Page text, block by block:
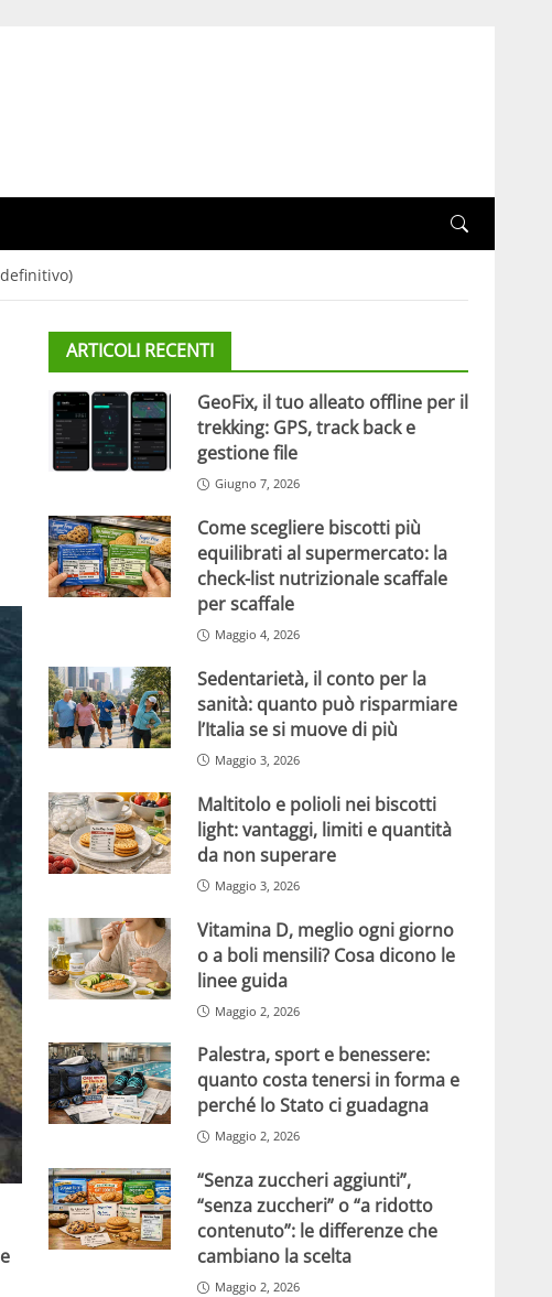
ARTICOLI RECENTI
GeoFix, il tuo alleato offline per il
trekking: GPS, track back e
gestione file
Giugno 7, 2026
Come scegliere biscotti più
equilibrati al supermercato: la
check-list nutrizionale scaffale
per scaffale
Maggio 4, 2026
Sedentarietà, il conto per la
sanità: quanto può risparmiare
l’Italia se si muove di più
Maggio 3, 2026
Maltitolo e polioli nei biscotti
light: vantaggi, limiti e quantità
da non superare
Maggio 3, 2026
Vitamina D, meglio ogni giorno
o a boli mensili? Cosa dicono le
linee guida
Maggio 2, 2026
Palestra, sport e benessere:
quanto costa tenersi in forma e
perché lo Stato ci guadagna
Maggio 2, 2026
“Senza zuccheri aggiunti”,
“senza zuccheri” o “a ridotto
contenuto”: le differenze che
cambiano la scelta
Maggio 2, 2026